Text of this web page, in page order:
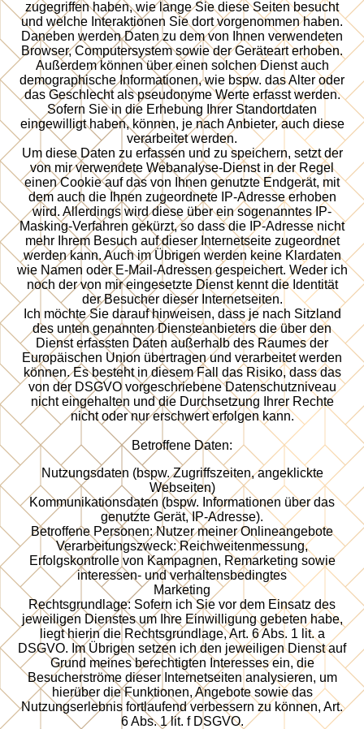
zugegriffen haben, wie lange Sie diese Seiten besucht
und welche Interaktionen Sie dort vorgenommen haben.
Daneben werden Daten zu dem von Ihnen verwendeten
Browser, Computersystem sowie der Geräteart erhoben.
Außerdem können über einen solchen Dienst auch
demographische Informationen, wie bspw. das Alter oder
das Geschlecht als pseudonyme Werte erfasst werden.
Sofern Sie in die Erhebung Ihrer Standortdaten
eingewilligt haben, können, je nach Anbieter, auch diese
verarbeitet werden.
Um diese Daten zu erfassen und zu speichern, setzt der
von mir verwendete Webanalyse-Dienst in der Regel
einen Cookie auf das von Ihnen genutzte Endgerät, mit
dem auch die Ihnen zugeordnete IP-Adresse erhoben
wird. Allerdings wird diese über ein sogenanntes IP-
Masking-Verfahren gekürzt, so dass die IP-Adresse nicht
mehr Ihrem Besuch auf dieser Internetseite zugeordnet
werden kann. Auch im Übrigen werden keine Klardaten
wie Namen oder E-Mail-Adressen gespeichert. Weder ich
noch der von mir eingesetzte Dienst kennt die Identität
der Besucher dieser Internetseiten.
Ich möchte Sie darauf hinweisen, dass je nach Sitzland
des unten genannten Diensteanbieters die über den
Dienst erfassten Daten außerhalb des Raumes der
Europäischen Union übertragen und verarbeitet werden
können. Es besteht in diesem Fall das Risiko, dass das
von der DSGVO vorgeschriebene Datenschutzniveau
nicht eingehalten und die Durchsetzung Ihrer Rechte
nicht oder nur erschwert erfolgen kann.
Betroffene Daten:
Nutzungsdaten (bspw. Zugriffszeiten, angeklickte
Webseiten)
Kommunikationsdaten (bspw. Informationen über das
genutzte Gerät, IP-Adresse).
Betroffene Personen: Nutzer meiner Onlineangebote
Verarbeitungszweck: Reichweitenmessung,
Erfolgskontrolle von Kampagnen, Remarketing sowie
interessen- und verhaltensbedingtes
Marketing
Rechtsgrundlage: Sofern ich Sie vor dem Einsatz des
jeweiligen Dienstes um Ihre Einwilligung gebeten habe,
liegt hierin die Rechtsgrundlage, Art. 6 Abs. 1 lit. a
DSGVO. Im Übrigen setzen ich den jeweiligen Dienst auf
Grund meines berechtigten Interesses ein, die
Besucherströme dieser Internetseiten analysieren, um
hierüber die Funktionen, Angebote sowie das
Nutzungserlebnis fortlaufend verbessern zu können, Art.
6 Abs. 1 lit. f DSGVO.